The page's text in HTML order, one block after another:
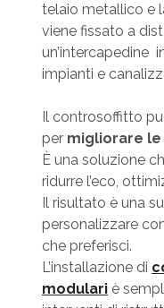
telaio metallico e
viene fissato a
un’intercapedine
impianti e
Il controsoffitto
per migliorare
È una soluzione
ridurre l’eco,
Il risultato è una
personalizzare
che preferisci.
L’installazione di
modulariè